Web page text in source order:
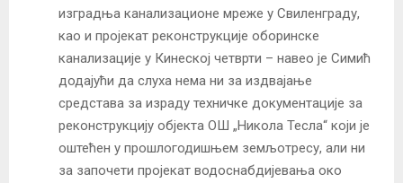
изградња канализационе мреже у Свиленграду,
као и пројекат реконструкције оборинске
канализације у Кинеској четврти – навео је Симић
додајући да слуха нема ни за издвајање
средстава за израду техничке документације за
реконструкцију објекта ОШ „Никола Тесла“ који је
оштећен у прошлогодишњем земљотресу, али ни
за започети пројекат водоснабдијевања око